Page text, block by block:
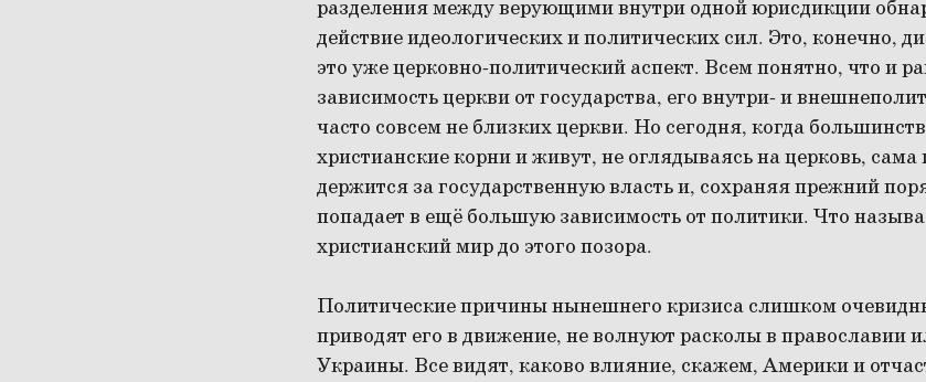
разделения между верующими внутри одной юрисдикции
действие идеологических и политических сил. Это, конечно,
это уже церковно-политический аспект. Всем понятно, что и
зависимость церкви от государства, его внутри- и
часто совсем не близких церкви. Но сегодня, когда
христианские корни и живут, не оглядываясь на церковь,
держится за государственную власть и, сохраняя прежний
попадает в ещё большую зависимость от политики. Что
христианский мир до этого позора.
Политические причины нынешнего кризиса слишком
приводят его в движение, не волнуют расколы в православии
Украины. Все видят, каково влияние, скажем, Америки и